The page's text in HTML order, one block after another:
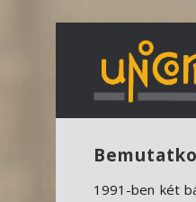
1991-ben két